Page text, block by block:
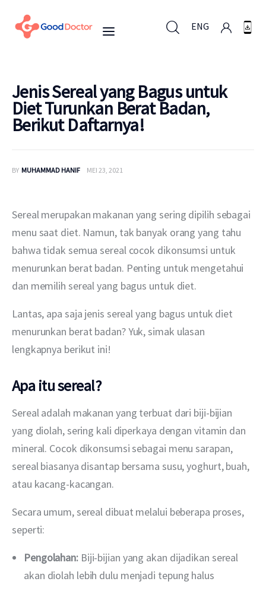
ENG
Untuk Bisnis
Berita
Layanan
Jenis Sereal yang Bagus untuk
Diet Turunkan Berat Badan,
Berikut Daftarnya!
BY MUHAMMAD HANIF MEI 23, 2021
Sereal merupakan makanan yang sering dipilih sebagai
menu saat diet. Namun, tak banyak orang yang tahu
bahwa tidak semua sereal cocok dikonsumsi untuk
menurunkan berat badan. Penting untuk mengetahui
dan memilih sereal yang bagus untuk diet.
Lantas, apa saja jenis sereal yang bagus untuk diet
menurunkan berat badan? Yuk, simak ulasan
lengkapnya berikut ini!
Apa itu sereal?
Sereal adalah makanan yang terbuat dari biji-bijian
yang diolah, sering kali diperkaya dengan vitamin dan
mineral. Cocok dikonsumsi sebagai menu sarapan,
sereal biasanya disantap bersama susu, yoghurt, buah,
atau kacang-kacangan.
Secara umum, sereal dibuat melalui beberapa proses,
seperti:
Pengolahan: Biji-bijian yang akan dijadikan sereal
akan diolah lebih dulu menjadi tepung halus